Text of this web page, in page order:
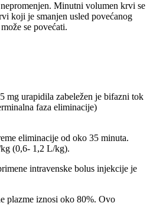
Minutni volumen krvi se
koji je smanjen usled povećanog
se povećati.
mg urapidila zabeležen je bifazni tok
faza eliminacije)
eliminacije od oko 35 minuta.
(0,6- 1,2 L/kg).
intravenske bolus injekcije je
plazme iznosi oko 80%. Ovo